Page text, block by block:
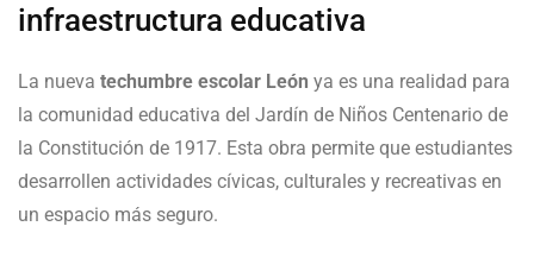
infraestructura educativa
La nueva techumbre escolar León ya es una realidad para
la comunidad educativa del Jardín de Niños Centenario de
la Constitución de 1917. Esta obra permite que estudiantes
desarrollen actividades cívicas, culturales y recreativas en
un espacio más seguro.